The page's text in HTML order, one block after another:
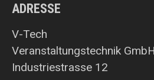
ADRESSE
V-Tech
Veranstaltungstechnik GmbH
Industriestrasse 12